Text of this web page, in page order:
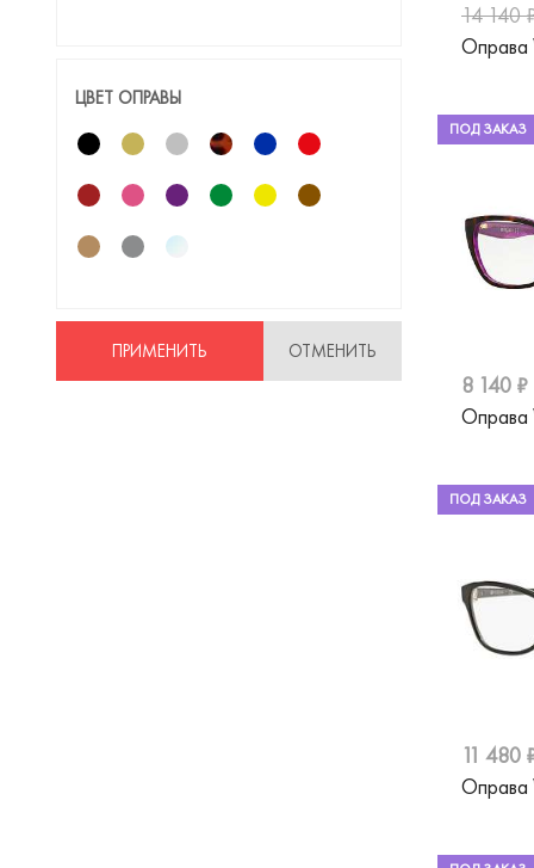
Gucci
Guess
Guess by Marciano
Hackett
Humphreys
ЦВЕТ ОПРАВЫ
ПРИМЕНИТЬ ОТМЕНИТЬ
14 140
Оправа
ПОД ЗАКАЗ
8 140 ₽
Оправа
ПОД ЗАКАЗ
11 480
Оправа